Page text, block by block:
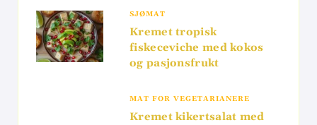
SJØMAT
Kremet tropisk
fiskeceviche med kokos
og pasjonsfrukt
MAT FOR VEGETARIANERE
Kremet kikertsalat med